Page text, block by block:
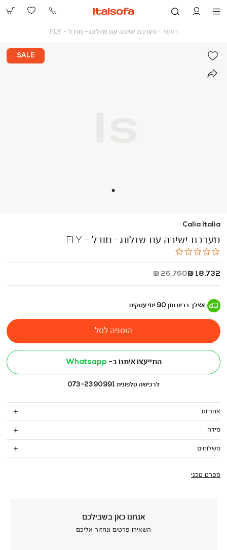
073-
ראשי ראשי
מערכת ישיבה עם שזלונג- מודל - FLY
עם
שזלונג-
מודל
Calia Italia
מערכת ישיבה עם שזלונג- מודל - FLY
rating
החל
18,732 ₪
מחיר
26,760 ₪
אצלך בביתתוך90 ימי עסקים
הוספה לסל
התייעצו איתנו ב- Whatsapp
לרכישה טלפונית 073-2390991
אחריות
מידה
משלוחים
מפרט טכני
SALE
אנחנו כאן בשבילכם
השאירו פרטים ונחזור אליכם